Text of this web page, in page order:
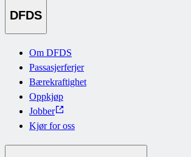
DFDS
Om DFDS
Passasjerferjer
Bærekraftighet
Oppkjøp
Jobber
Kjør for oss